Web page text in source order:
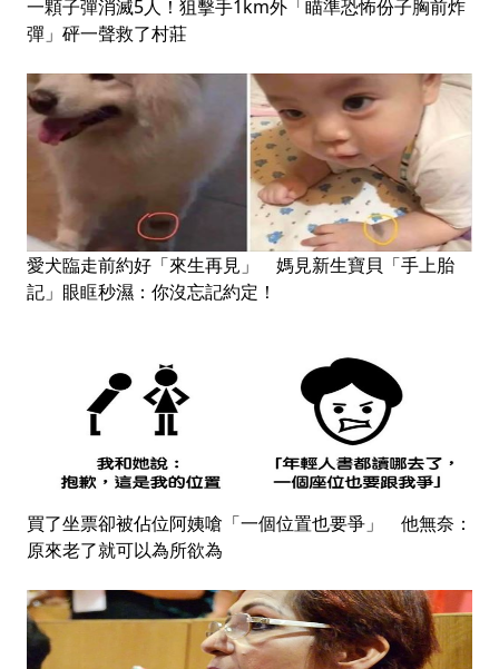
一顆子彈消滅5人！狙擊手1km外「瞄準恐怖份子胸前炸
彈」砰一聲救了村莊
愛犬臨走前約好「來生再見」 媽見新生寶貝「手上胎
記」眼眶秒濕：你沒忘記約定！
買了坐票卻被佔位阿姨嗆「一個位置也要爭」 他無奈：
原來老了就可以為所欲為